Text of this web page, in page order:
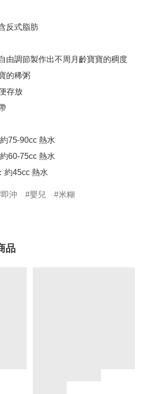
反式脂肪
由調節製作出不周月齡寶寶的稠度
的稀粥
存放
75-90cc 熱水
60-75cc 熱水
約45cc 熱水
即沖 嬰兒 米糊
品